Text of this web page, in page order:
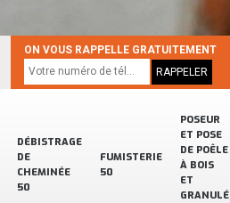
DÉBISTRAGE
DE
CHEMINÉE
50
FUMISTERIE
50
POSEUR
ET POSE
DE POÊLE
À BOIS
ET
GRANULÉ
ON VOUS RAPPELLE GRATUITEMENT